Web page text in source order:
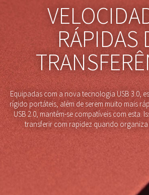
RÁPIDAS
Equipadas com a nova tecnologia USB 3.0,
rígido portáteis, além de serem muito mais
USB 2.0, mantêm-se compatíveis com esta.
transferir com rapidez quando organiza